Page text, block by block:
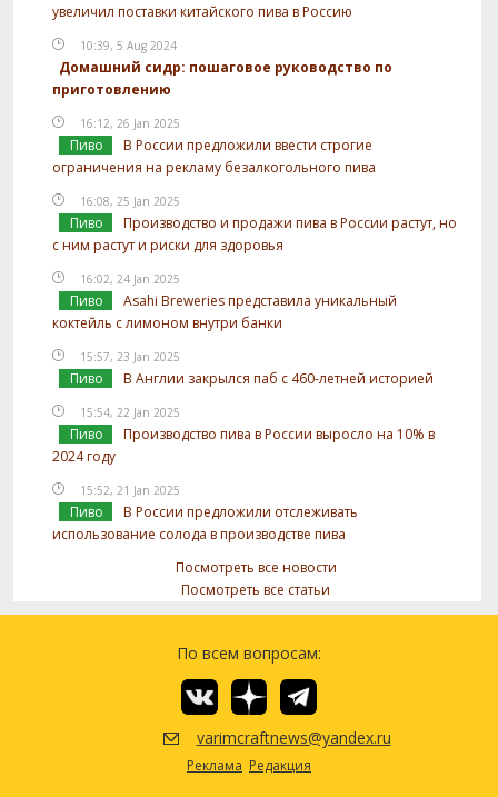
увеличил поставки китайского пива в Россию
10:39, 5 Aug 2024
Домашний сидр: пошаговое руководство по
приготовлению
16:12, 26 Jan 2025
Пиво
В России предложили ввести строгие
ограничения на рекламу безалкогольного пива
16:08, 25 Jan 2025
Пиво
Производство и продажи пива в России растут, но
с ним растут и риски для здоровья
16:02, 24 Jan 2025
Пиво
Asahi Breweries представила уникальный
коктейль с лимоном внутри банки
15:57, 23 Jan 2025
Пиво В Англии закрылся паб с 460-летней историей
15:54, 22 Jan 2025
Пиво
Производство пива в России выросло на 10% в
2024 году
15:52, 21 Jan 2025
Пиво
В России предложили отслеживать
использование солода в производстве пива
Посмотреть все новости
Посмотреть все статьи
По всем вопросам:
varimcraftnews@yandex.ru
Реклама Редакция